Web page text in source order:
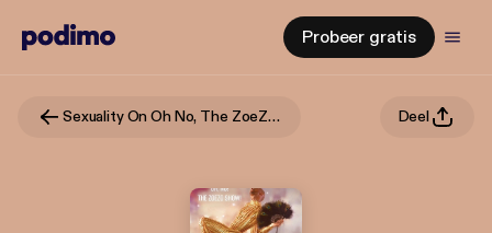
Probeer gratis
Sexuality On Oh No, The ZoeZo Show! Deel